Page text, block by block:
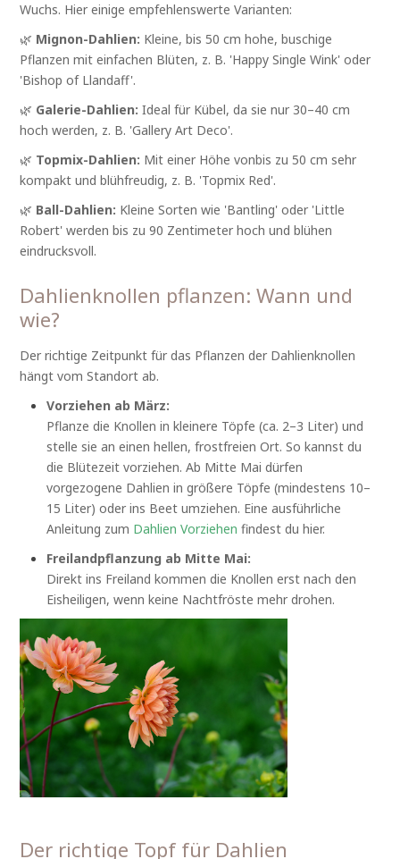
Wuchs. Hier einige empfehlenswerte Varianten:
🌿 Mignon-Dahlien: Kleine, bis 50 cm hohe, buschige
Pflanzen mit einfachen Blüten, z. B. 'Happy Single Wink' oder
'Bishop of Llandaff'.
🌿 Galerie-Dahlien:Ideal für Kübel, da sie nur 30–40 cm
hoch werden, z. B. 'Gallery Art Deco'.
🌿 Topmix-Dahlien: Mit einer Höhe vonbis zu 50 cm sehr
kompakt und blühfreudig, z. B. 'Topmix Red'.
🌿 Ball-Dahlien: Kleine Sorten wie 'Bantling' oder 'Little
Robert' werden bis zu 90 Zentimeter hoch und blühen
eindrucksvoll.
Dahlienknollen pflanzen: Wann und
wie?
Der richtige Zeitpunkt für das Pflanzen der Dahlienknollen
hängt vom Standort ab.
Vorziehen ab März:
Pflanze die Knollen in kleinere Töpfe (ca. 2–3 Liter) und
stelle sie an einen hellen, frostfreien Ort. So kannst du
die Blütezeit vorziehen. Ab Mitte Mai dürfen
vorgezogene Dahlien in größere Töpfe (mindestens 10–
15 Liter) oder ins Beet umziehen. Eine ausführliche
Anleitung zum Dahlien Vorziehen findest du hier.
Freilandpflanzung ab Mitte Mai:
Direkt ins Freiland kommen die Knollen erst nach den
Eisheiligen, wenn keine Nachtfröste mehr drohen.
Der richtige Topf für Dahlien